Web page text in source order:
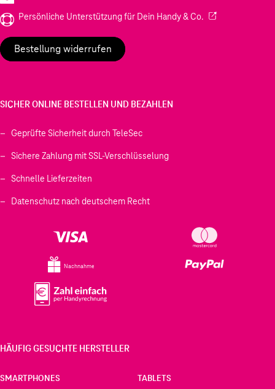
Persönliche Unterstützung für Dein Handy & Co. (Wird in einem
Bestellung widerrufen
SICHER ONLINE BESTELLEN UND BEZAHLEN
Geprüfte Sicherheit durch TeleSec
Sichere Zahlung mit SSL-Verschlüsselung
Schnelle Lieferzeiten
Datenschutz nach deutschem Recht
Nachnahme
HÄUFIG GESUCHTE HERSTELLER
SMARTPHONES TABLETS